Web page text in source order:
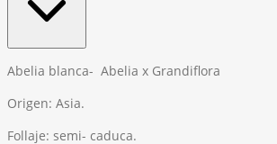
Abelia blanca- Abelia x Grandiflora
Origen: Asia.
Follaje: semi- caduca.